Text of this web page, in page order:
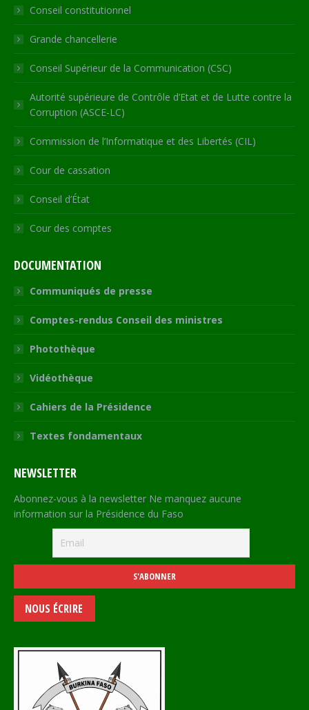
windowwindowwindowwindow
new
Conseil constitutionnel
Grande chancellerie
Conseil Supérieur de la Communication (CSC)
Autorité supérieure de Contrôle d’Etat et de Lutte contre la
Corruption (ASCE-LC)
Commission de l’Informatique et des Libertés (CIL)
Cour de cassation
Conseil d’État
Cour des comptes
DOCUMENTATION
Communiqués de presse
Comptes-rendus Conseil des ministres
Photothèque
Vidéothèque
Cahiers de la Présidence
Textes fondamentaux
NEWSLETTER
Abonnez-vous à la newsletter Ne manquez aucune
information sur la Présidence du Faso
NOUS ÉCRIRE